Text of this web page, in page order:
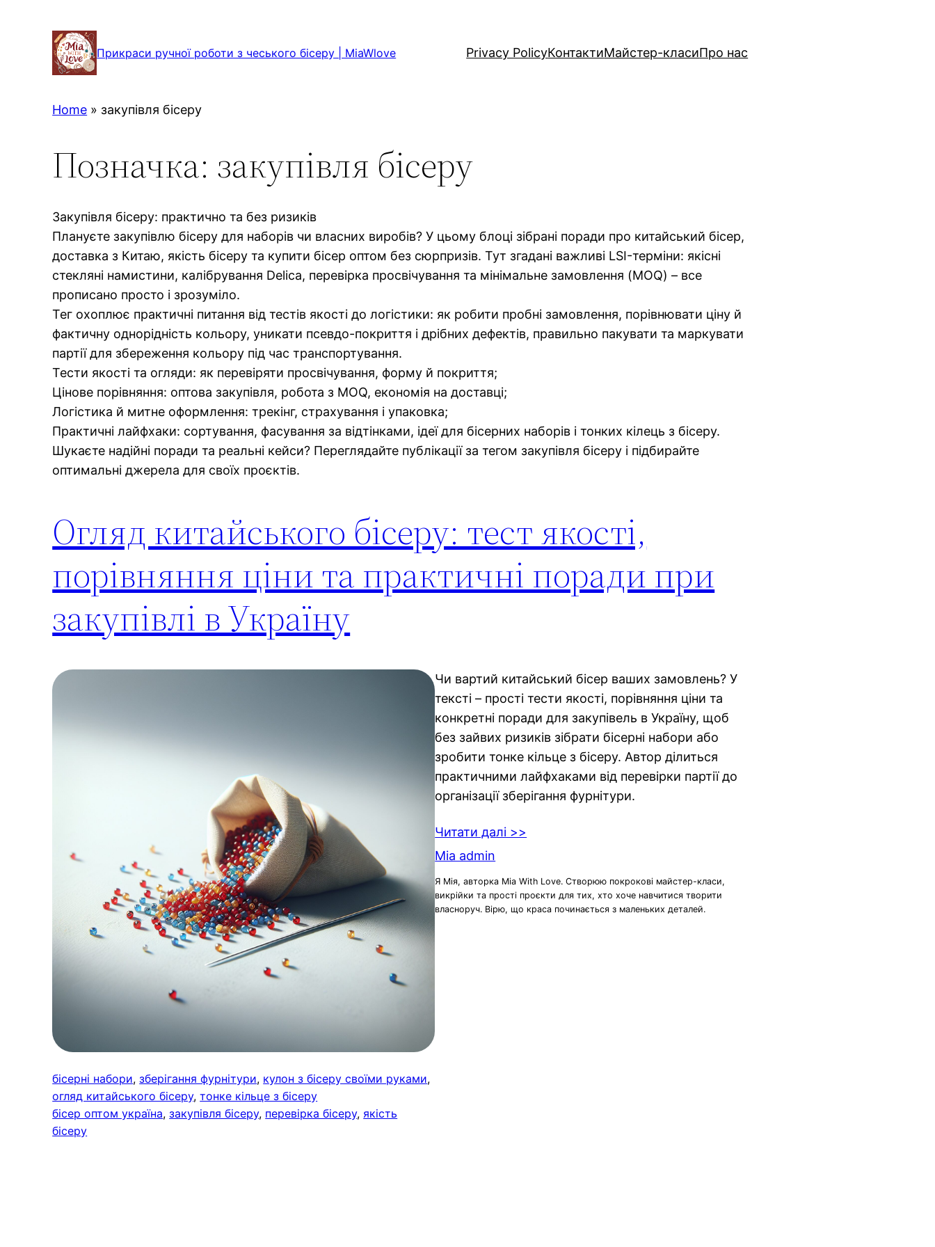
Прикраси ручної роботи з чеського бісеру | MiaWlove Privacy PolicyКонтактиМайстер-класиПро нас
Home » закупівля бісеру
Позначка: закупівля бісеру
Закупівля бісеру: практично та без ризиків
Плануєте закупівлю бісеру для наборів чи власних виробів? У цьому блоці зібрані поради про китайський бісер,
доставка з Китаю, якість бісеру та купити бісер оптом без сюрпризів. Тут згадані важливі LSI-терміни: якісні
стекляні намистини, калібрування Delica, перевірка просвічування та мінімальне замовлення (MOQ) – все
прописано просто і зрозуміло.
Тег охоплює практичні питання від тестів якості до логістики: як робити пробні замовлення, порівнювати ціну й
фактичну однорідність кольору, уникати псевдо-покриття і дрібних дефектів, правильно пакувати та маркувати
партії для збереження кольору під час транспортування.
Тести якості та огляди: як перевіряти просвічування, форму й покриття;
Цінове порівняння: оптова закупівля, робота з MOQ, економія на доставці;
Логістика й митне оформлення: трекінг, страхування і упаковка;
Практичні лайфхаки: сортування, фасування за відтінками, ідеї для бісерних наборів і тонких кілець з бісеру.
Шукаєте надійні поради та реальні кейси? Переглядайте публікації за тегом закупівля бісеру і підбирайте
оптимальні джерела для своїх проєктів.
Огляд китайського бісеру: тест якості,
порівняння ціни та практичні поради при
закупівлі в Україну
бісерні набори, зберігання фурнітури, кулон з бісеру своїми руками
огляд китайського бісеру, тонке кільце з бісеру
бісер оптом україна, закупівля бісеру, перевірка бісеру, якість
бісеру
Чи вартий китайський бісер ваших замовлень? У
тексті – прості тести якості, порівняння ціни та
конкретні поради для закупівель в Україну, щоб
без зайвих ризиків зібрати бісерні набори або
зробити тонке кільце з бісеру. Автор ділиться
практичними лайфхаками від перевірки партії до
організації зберігання фурнітури.
Читати далі >>
Mia admin
Я Мія, авторка Mia With Love. Створюю покрокові майстер-класи,
викрійки та прості проєкти для тих, хто хоче навчитися творити
власноруч. Вірю, що краса починається з маленьких деталей.